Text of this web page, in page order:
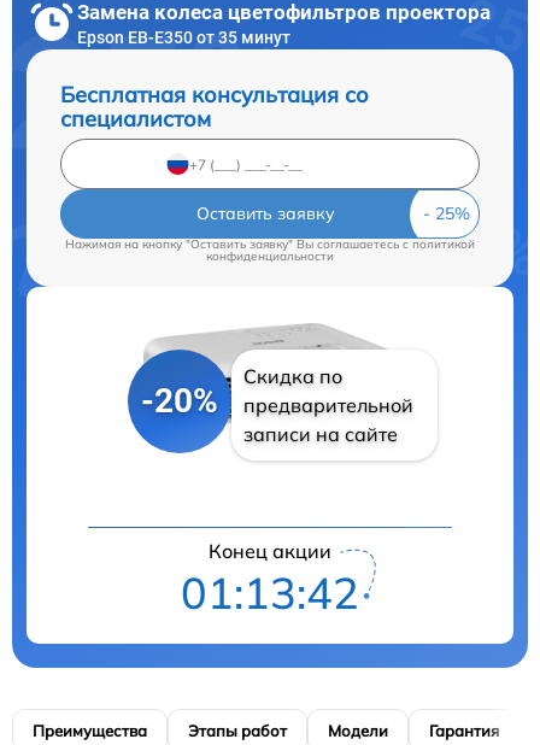
Замена колеса цветофильтров проектора
Epson EB-E350 от 35 минут
Бесплатная консультация со
специалистом
Оставить заявку
Нажимая на кнопку "Оставить заявку" Вы соглашаетесь cполитикой
конфиденциальности
-20%
Скидка по
предварительной
записи на сайте
Конец акции
01:13:41
Преимущества Этапы работ Модели Гарантия